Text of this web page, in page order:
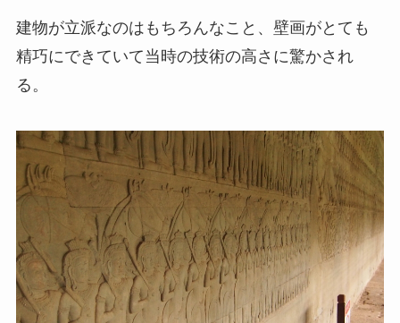
建物が立派なのはもちろんなこと、壁画がとても
精巧にできていて当時の技術の高さに驚かされ
る。